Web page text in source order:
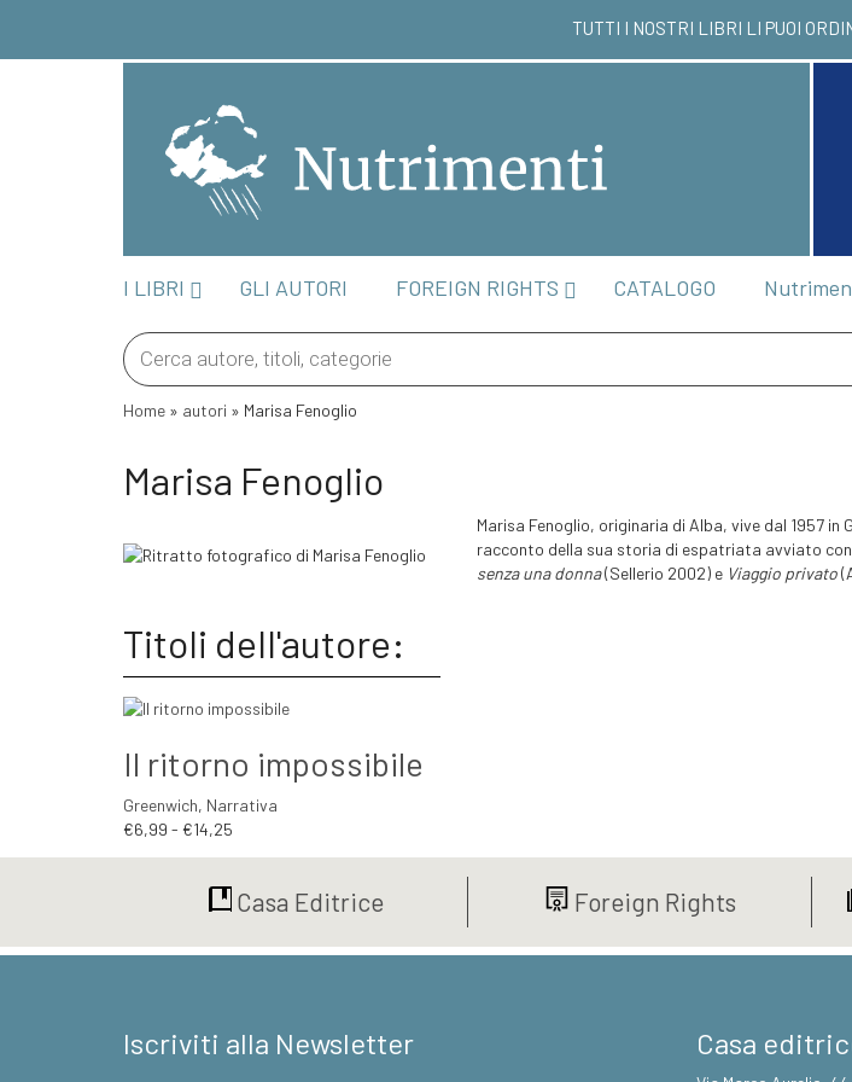
TUTTI I NOSTRI LIBRI LI
I LIBRI GLI AUTORI FOREIGN RIGHTS CATALOGO
Products
search
Home » autori » Marisa Fenoglio
Marisa Fenoglio
Marisa Fenoglio, originaria di Alba, vive dal 1957
racconto della sua storia di espatriata avviato con
senza una donna(Sellerio 2002) e Viaggio privato
Titoli dell'autore:
Il ritorno impossibile
Greenwich, Narrativa
€6,99 - €14,25
da
a
Casa Editrice Foreign Rights
Iscriviti alla Newsletter Casa